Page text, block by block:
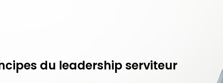
du leadership serviteur